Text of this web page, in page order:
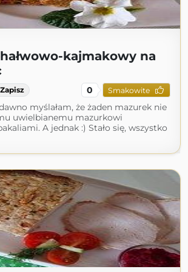
kajmakowy na
Zapisz 0 Smakowite
myślałam, że żaden mazurek nie
uwielbianemu mazurkowi
A jednak :) Stało się, wszystko